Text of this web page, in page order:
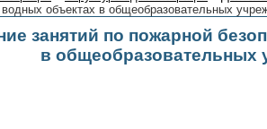
водных объектах в общеобразовательных
занятий по пожарной
в общеобразовательных